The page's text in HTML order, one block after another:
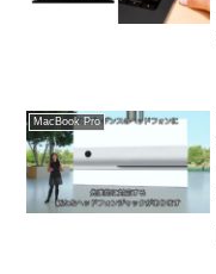
MacBook Pro